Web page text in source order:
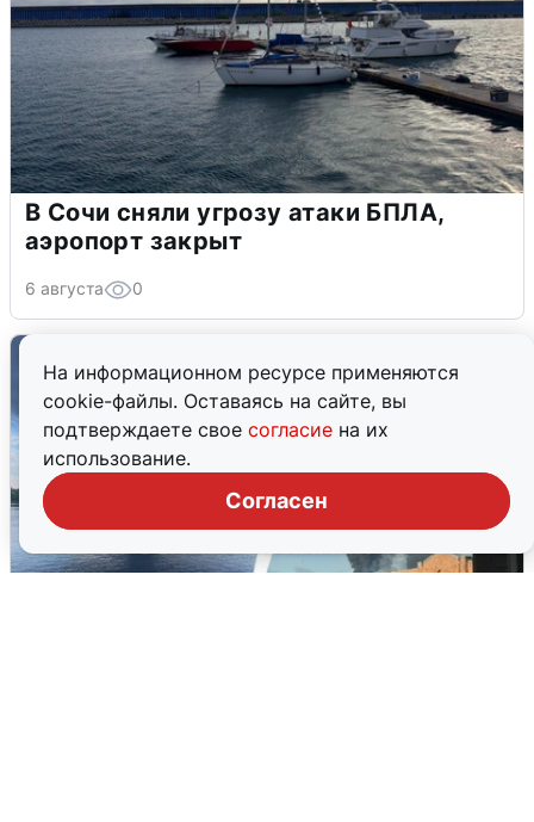
На информационном ресурсе применяются
cookie-файлы. Оставаясь на сайте, вы
подтверждаете свое согласие на их
использование.
Согласен
В Сочи сняли угрозу атаки БПЛА,
аэропорт закрыт
6 августа 0